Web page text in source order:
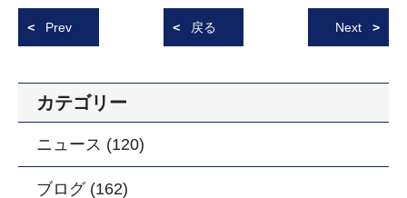
Prev 戻る Next
カテゴリー
ニュース (120)
ブログ (162)